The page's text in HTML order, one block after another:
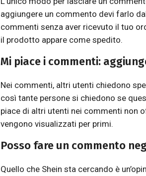
aggiungere un commento devi farlo
commenti senza aver ricevuto il tuo
il prodotto appare come spedito.
Mi piace i commenti:
Nei commenti, altri utenti chiedono
così tante persone si chiedono se
piace di altri utenti nei commenti non
vengono visualizzati per primi.
Posso fare un commento
Quello che Shein sta cercando è